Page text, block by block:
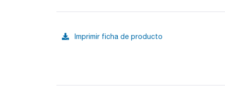
Imprimir ficha de producto